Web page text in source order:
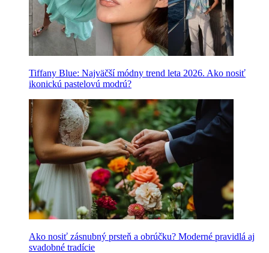
Tiffany Blue: Najväčší módny trend leta 2026. Ako nosiť
ikonickú pastelovú modrú?
Ako nosiť zásnubný prsteň a obrúčku? Moderné pravidlá aj
svadobné tradície